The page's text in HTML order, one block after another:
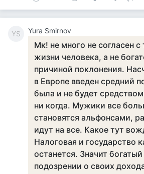
YS Yura Smirnov
Мк! не много не согласен
жизни человека, а не
причиной поклонения.
в Европе введен средний
была и не будет средством
ни когда. Мужики все
становятся альфонсами,
идут на все. Какое тут
Налоговая и государство
останется. Значит богатый
подозрении о своих